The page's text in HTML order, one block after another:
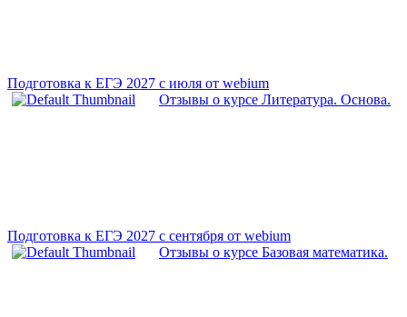
Подготовка к ЕГЭ 2027 с июля от webium
Отзывы о курсе Литература. Основа.
Подготовка к ЕГЭ 2027 с сентября от webium
Отзывы о курсе Базовая математика.